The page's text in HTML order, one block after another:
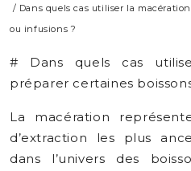
/ Dans quels cas utiliser la
ou infusions ?
# Dans quels cas
préparer certaines
La macération
d’extraction les plus
dans l’univers des